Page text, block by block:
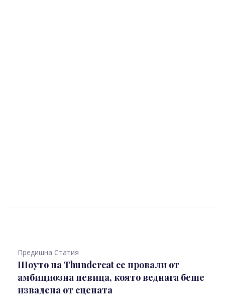
Предишна Статия
Шоуто на Thundercat се провали от
амбициозна певица, която веднага беше
извадена от сцената